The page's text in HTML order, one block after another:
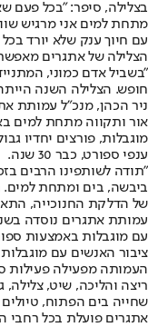
בצלילה, סיפר: "בכל פעם
מתחת למים אני מרגיש
עם חיוך ענק שלא יורד
הצלילה של אתגרים
"בשביל אדם כמוני,
חופש. הצלילה השנה
ניר הכהן, מנכ״ל עמותת
אור ותקווה מתחת למים
מוגבלות, פורצים יחדיו
ענפי ספורט, כבר 30 שנה.
"תודה לשותפינו הרבים
ביבשה, בים ומתחת למים.
של הדלקת החנוכייה,
עם מוגבלות באמצעות
ציבור האנשים עם
העמותה מפעילה פעילות
ריצה והליכה, שיט,
שחייה בים הפתוח, טיולים
אתגרים פועלת בכל רחבי